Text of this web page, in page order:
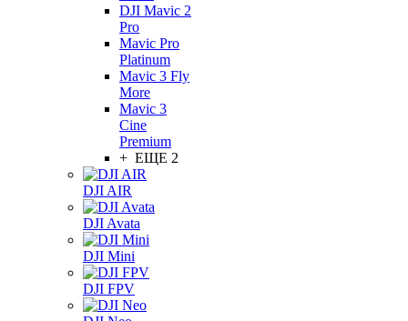
DJI Mavic 2
Pro
Mavic Pro
Platinum
Mavic 3 Fly
More
Mavic 3
Cine
Premium
+ ЕЩЕ 2
DJI AIR
DJI Avata
DJI Mini
DJI FPV